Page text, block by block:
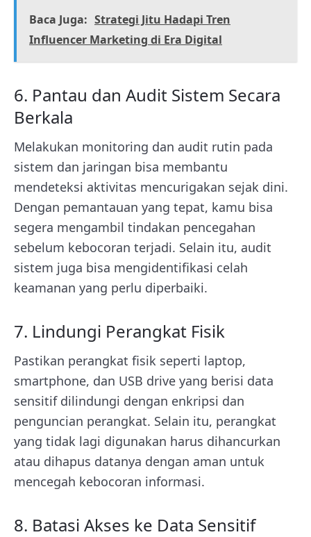
Baca Juga: Strategi Jitu Hadapi Tren
Influencer Marketing di Era Digital
6. Pantau dan Audit Sistem Secara
Berkala
Melakukan monitoring dan audit rutin pada
sistem dan jaringan bisa membantu
mendeteksi aktivitas mencurigakan sejak dini.
Dengan pemantauan yang tepat, kamu bisa
segera mengambil tindakan pencegahan
sebelum kebocoran terjadi. Selain itu, audit
sistem juga bisa mengidentifikasi celah
keamanan yang perlu diperbaiki.
7. Lindungi Perangkat Fisik
Pastikan perangkat fisik seperti laptop,
smartphone, dan USB drive yang berisi data
sensitif dilindungi dengan enkripsi dan
penguncian perangkat. Selain itu, perangkat
yang tidak lagi digunakan harus dihancurkan
atau dihapus datanya dengan aman untuk
mencegah kebocoran informasi.
8. Batasi Akses ke Data Sensitif